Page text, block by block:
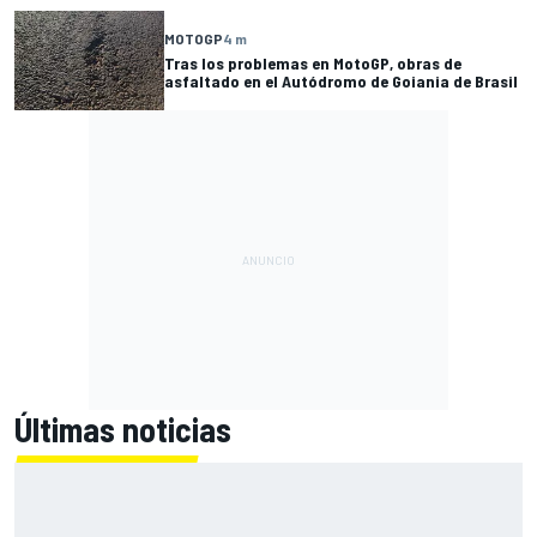
MOTOGP4 m
Tras los problemas en MotoGP, obras de
asfaltado en el Autódromo de Goiania de Brasil
Últimas noticias